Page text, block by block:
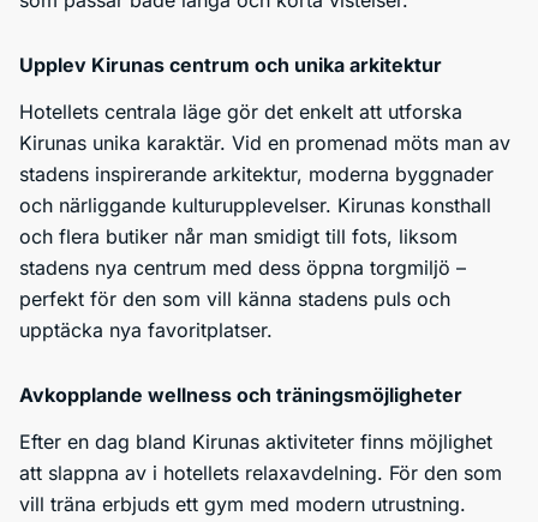
Upplev Kirunas centrum och unika arkitektur
Hotellets centrala läge gör det enkelt att utforska
Kirunas unika karaktär. Vid en promenad möts man av
stadens inspirerande arkitektur, moderna byggnader
och närliggande kulturupplevelser. Kirunas konsthall
och flera butiker når man smidigt till fots, liksom
stadens nya centrum med dess öppna torgmiljö –
perfekt för den som vill känna stadens puls och
upptäcka nya favoritplatser.
Avkopplande wellness och träningsmöjligheter
Efter en dag bland Kirunas aktiviteter finns möjlighet
att slappna av i hotellets relaxavdelning. För den som
vill träna erbjuds ett gym med modern utrustning.